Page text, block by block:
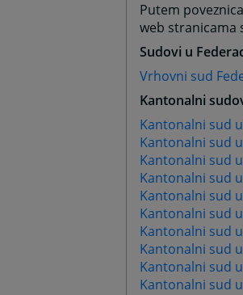
Putem
web stranicama
Sudovi u
Vrhovni sud
Kantonalni
Kantonalni sud
Kantonalni sud
Kantonalni sud
Kantonalni sud
Kantonalni sud
Kantonalni sud
Kantonalni sud
Kantonalni sud
Kantonalni sud
Kantonalni sud